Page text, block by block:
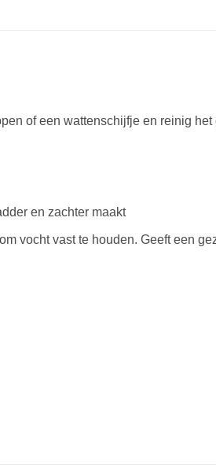
of een wattenschijfje en reinig
en zachter maakt
vocht vast te houden. Geeft een